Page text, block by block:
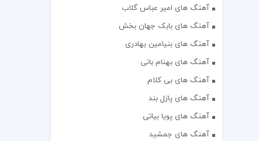
آهنگ های امیر عباس گلاب
آهنگ های بابک جهان بخش
آهنگ های بنیامین بهادری
آهنگ های بهنام بانی
آهنگ های بی کلام
آهنگ های پازل بند
آهنگ های پویا بیاتی
آهنگ های جمشید